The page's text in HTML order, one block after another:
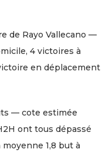
de Rayo Vallecano —
4 victoires à
en déplacement
— cote estimée
ont tous dépassé
1,8 but à